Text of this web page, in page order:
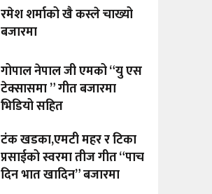
रमेश शर्माको खै कस्ले चाख्यो
बजारमा
गोपाल नेपाल जी एमको “यु एस
टेक्सासमा ” गीत बजारमा
भिडियो सहित
टंक खडका,एमटी महर र टिका
प्रसाईको स्वरमा तीज गीत “पाच
दिन भात खादिन” बजारमा